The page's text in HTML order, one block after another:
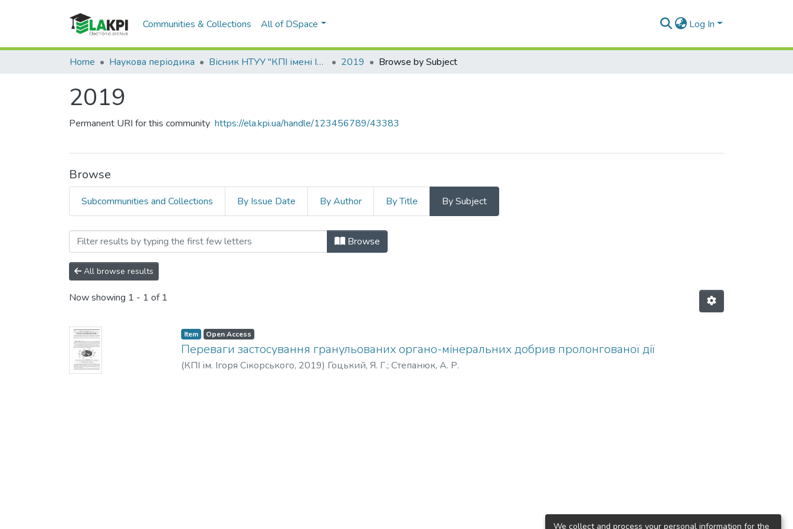
Communities & Collections All of DSpace Log In
Home Наукова періодика Вісник НТУУ "КПІ імені Ігоря Сікорського". Серія: Хімічна інженерія, екологія та ресурсозбереження 2019 Browse by Subject
2019
Permanent URI for this community https://ela.kpi.ua/handle/123456789/43383
Browse
Subcommunities and Collections By Issue Date By Author By Title By Subject
Browsing 2019 by Subject "631.8" Browse
All browse results
Now showing 1 - 1 of 1
Item Open Access
Переваги застосування гранульованих органо-мінеральних добрив пролонгованої дії
(КПІ ім. Ігоря Сікорського, 2019) Гоцький, Я. Г.; Степанюк, А. Р.
We collect and process your personal information for the